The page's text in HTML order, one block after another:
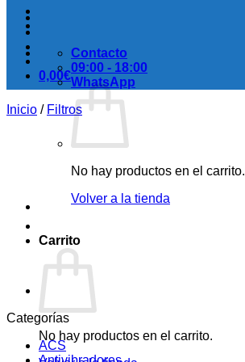
0,00€
No hay productos en el carrito.
Volver a la tienda
Carrito
No hay productos en el carrito.
Contacto
09:00 - 18:00
WhatsApp
Inicio / Filtros
Categorías
ACS